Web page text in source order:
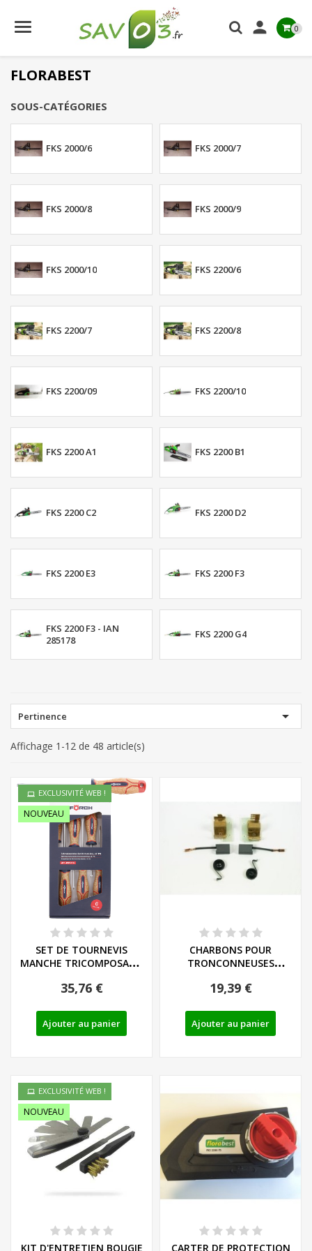
 0
FLORABEST
SOUS-CATÉGORIES
FKS 2000/6 FKS 2000/7
FKS 2000/8 FKS 2000/9
FKS 2000/10 FKS 2200/6
FKS 2200/7 FKS 2200/8
FKS 2200/09 FKS 2200/10
FKS 2200 A1 FKS 2200 B1
FKS 2200 C2 FKS 2200 D2
FKS 2200 E3 FKS 2200 F3
FKS 2200 F3 - IAN
285178
FKS 2200 G4
Pertinence 
Affichage 1-12 de 48 article(s)
EXCLUSIVITÉ WEB !
NOUVEAU
SET DE TOURNEVIS
MANCHE TRICOMPOSANT
35,76 €
Ajouter au panier
CHARBONS POUR
TRONCONNEUSES
75111087
19,39 €
Ajouter au panier
EXCLUSIVITÉ WEB !
NOUVEAU
KIT D'ENTRETIEN BOUGIE CARTER DE PROTECTION